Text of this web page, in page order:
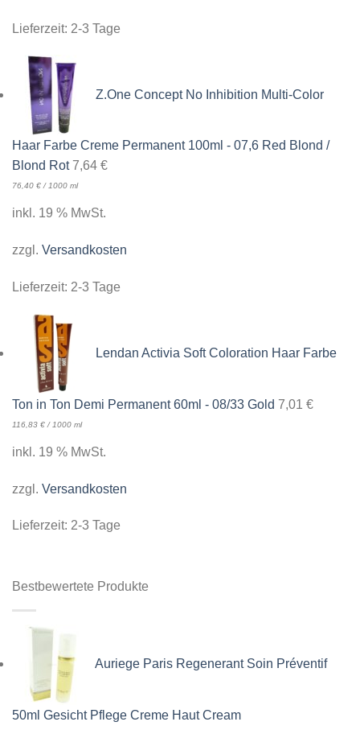
Lieferzeit: 2-3 Tage
Z.One Concept No Inhibition Multi-Color
Haar Farbe Creme Permanent 100ml - 07,6 Red Blond /
Blond Rot 7,64 €
76,40 €/1000 ml
inkl. 19 % MwSt.
zzgl. Versandkosten
Lieferzeit: 2-3 Tage
Lendan Activia Soft Coloration Haar Farbe
Ton in Ton Demi Permanent 60ml - 08/33 Gold 7,01 €
116,83 € / 1000 ml
inkl. 19 % MwSt.
zzgl. Versandkosten
Lieferzeit: 2-3 Tage
Bestbewertete Produkte
Auriege Paris Regenerant Soin Préventif
50ml Gesicht Pflege Creme Haut Cream